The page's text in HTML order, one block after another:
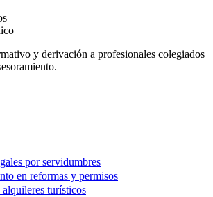
y derivación a profesionales colegiados
por servidumbres
en reformas y permisos
alquileres turísticos